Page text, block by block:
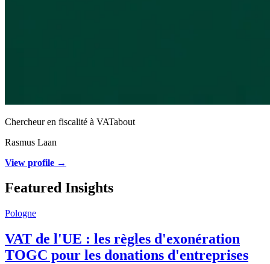
Chercheur en fiscalité à VATabout
Rasmus Laan
View profile →
Featured Insights
Pologne
VAT de l'UE : les règles d'exonération
TOGC pour les donations d'entreprises